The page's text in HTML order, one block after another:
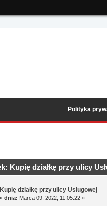
Polityka
Kupię działkę przy ulicy
Kupię działkę przy ulicy Usługowej
«dnia: Marca 09, 2022, 11:05:22 »